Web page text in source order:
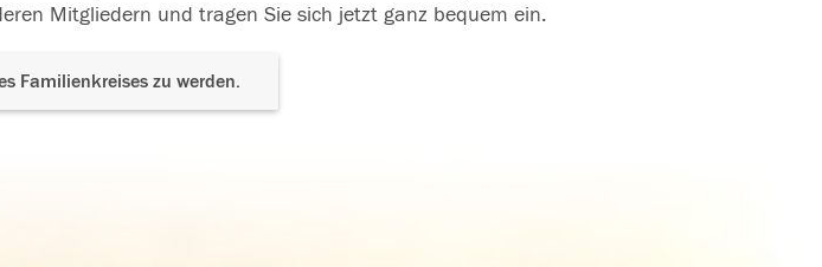
Mitgliedern und tragen Sie sich jetzt ganz bequem ein.
Familienkreises zu werden.